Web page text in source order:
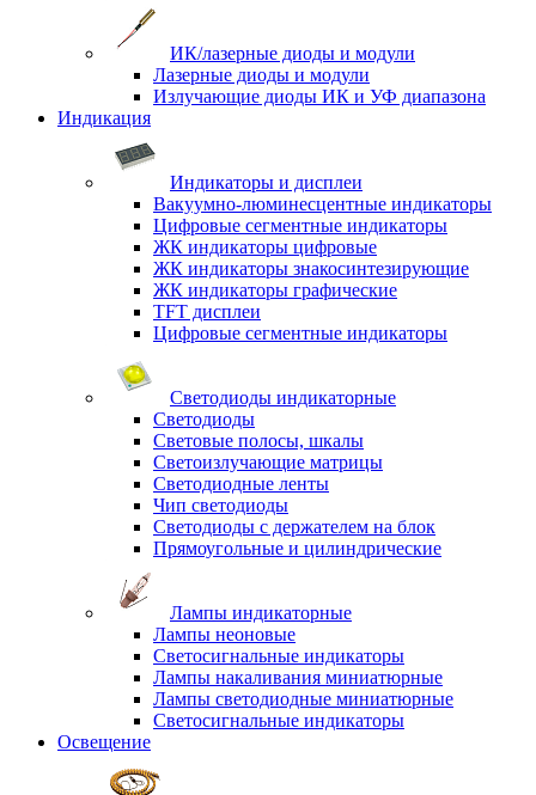
ИК/лазерные диоды и модули
Лазерные диоды и модули
Излучающие диоды ИК и УФ диапазона
Индикация
Индикаторы и дисплеи
Вакуумно-люминесцентные индикаторы
Цифровые сегментные индикаторы
ЖК индикаторы цифровые
ЖК индикаторы знакосинтезирующие
ЖК индикаторы графические
TFT дисплеи
Цифровые сегментные индикаторы
Светодиоды индикаторные
Светодиоды
Световые полосы, шкалы
Светоизлучающие матрицы
Светодиодные ленты
Чип светодиоды
Светодиоды с держателем на блок
Прямоугольные и цилиндрические
Лампы индикаторные
Лампы неоновые
Светосигнальные индикаторы
Лампы накаливания миниатюрные
Лампы светодиодные миниатюрные
Светосигнальные индикаторы
Освещение